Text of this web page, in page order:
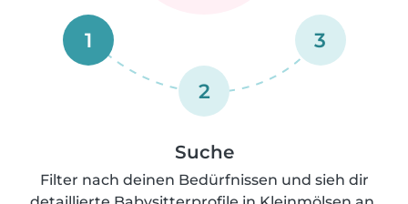
1
2
3
Suche
Filter nach deinen Bedürfnissen und sieh dir